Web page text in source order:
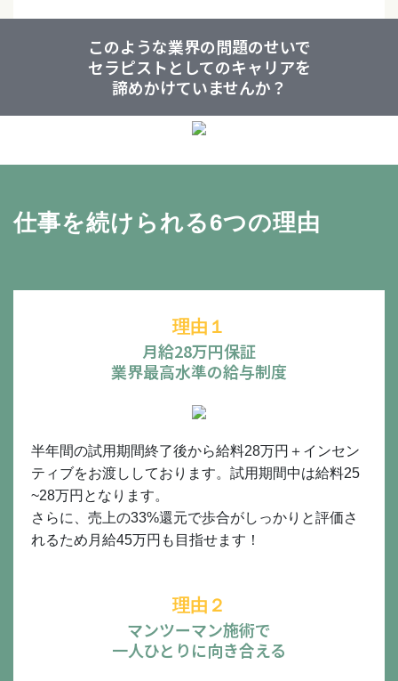
このような業界の問題のせいで
セラピストとしてのキャリアを
諦めかけていませんか？
仕事を続けられる6つの理由
理由１
月給28万円保証
業界最高水準の給与制度
半年間の試用期間終了後から給料28万円＋インセン
ティブをお渡ししております。試用期間中は給料25
~28万円となります。
さらに、売上の33%還元で歩合がしっかりと評価さ
れるため月給45万円も目指せます！
理由２
マンツーマン施術で
一人ひとりに向き合える